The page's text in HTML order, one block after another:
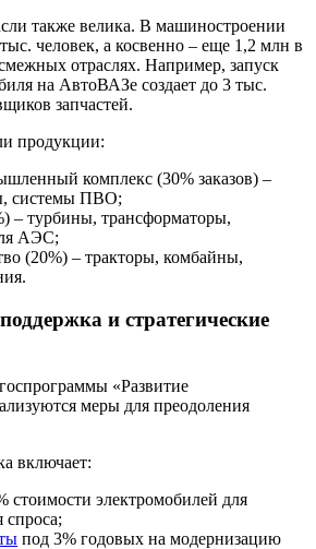
также велика. В машиностроении
человек, а косвенно – еще 1,2 млн в
отраслях. Например, запуск
на АвтоВАЗе создает до 3 тыс.
запчастей.
продукции:
комплекс (30% заказов) –
системы ПВО;
– турбины, трансформаторы,
АЭС;
(20%) – тракторы, комбайны,
и стратегические
«Развитие
меры для преодоления
включает:
стоимости электромобилей для
спроса;
под 3% годовых на модернизацию